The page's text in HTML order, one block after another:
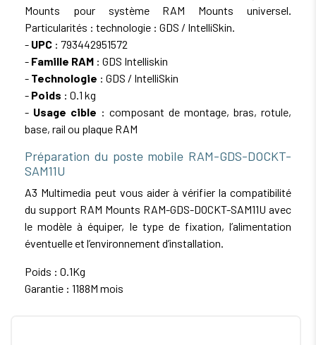
Mounts pour système RAM Mounts universel.
Particularités : technologie : GDS / IntelliSkin.
- UPC : 793442951572
- Famille RAM : GDS Intelliskin
- Technologie : GDS / IntelliSkin
- Poids : 0.1 kg
- Usage cible : composant de montage, bras, rotule,
base, rail ou plaque RAM
Préparation du poste mobile RAM-GDS-DOCKT-
SAM11U
A3 Multimedia peut vous aider à vérifier la compatibilité
du support RAM Mounts RAM-GDS-DOCKT-SAM11U avec
le modèle à équiper, le type de fixation, l’alimentation
éventuelle et l’environnement d’installation.
Poids : 0.1Kg
Garantie : 1188M mois